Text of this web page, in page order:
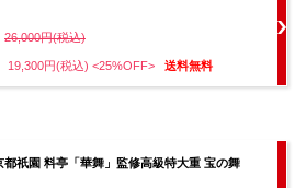
26,000円(税込)
19,300円(税込) <25%OFF> 送料無料
都祇園 料亭「華舞」監修高級特大重 宝の舞